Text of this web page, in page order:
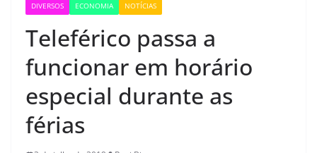
DIVERSOS ECONOMIA NOTÍCIAS
Teleférico passa a
funcionar em horário
especial durante as
férias